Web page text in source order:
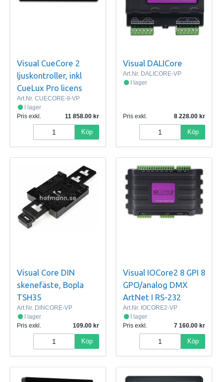
Visual CueCore 2
ljuskontroller, inkl
CueLux Pro licens
Art.Nr. CUECORE-II-VP
I lager
Pris exkl.
11 858.00
Köp
Visual DALICore
Art.Nr. DALICORE-VP
I lager
Pris exkl. 8 228.00
Köp
Visual Core DIN
skenefäste, Bopla
TSH35
Art.Nr. DINCORE-VP
I lager
Pris exkl.
109.00
Köp
Visual IOCore2 8 GPI 8
GPO/analog DMX
ArtNet I RS-232
Art.Nr. IOCORE2-VP
I lager
Pris exkl.
7 160.00
Köp